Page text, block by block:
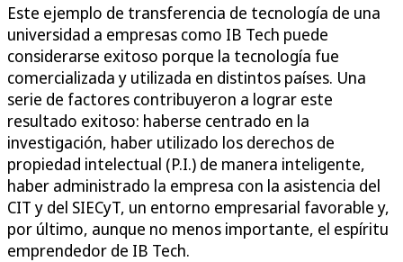
Este ejemplo de transferencia de tecnología de una
universidad a empresas como IB Tech puede
considerarse exitoso porque la tecnología fue
comercializada y utilizada en distintos países. Una
serie de factores contribuyeron a lograr este
resultado exitoso: haberse centrado en la
investigación, haber utilizado los derechos de
propiedad intelectual (P.I.) de manera inteligente,
haber administrado la empresa con la asistencia del
CIT y del SIECyT, un entorno empresarial favorable y,
por último, aunque no menos importante, el espíritu
emprendedor de IB Tech.